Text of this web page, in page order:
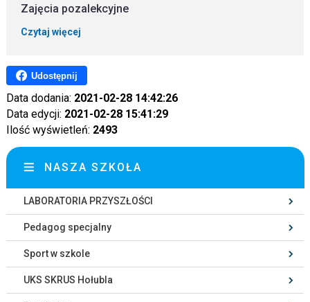
Zajęcia pozalekcyjne
Czytaj więcej
Udostępnij
Data dodania: 2021-02-28 14:42:26
Data edycji: 2021-02-28 15:41:29
Ilość wyświetleń: 2493
NASZA SZKOŁA
LABORATORIA PRZYSZŁOŚCI
Pedagog specjalny
Sport w szkole
UKS SKRUS Hołubla